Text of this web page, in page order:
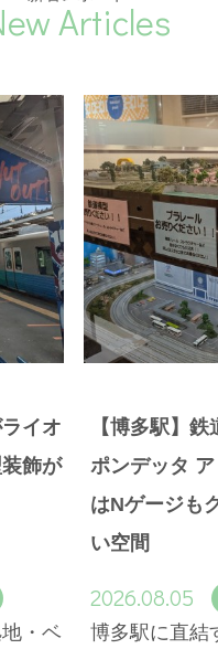
Articles
イオ
飾が
・ベ
【博多駅】
ポンデッタ
はNゲージも
い空間
2026.08.05
博多駅に直結